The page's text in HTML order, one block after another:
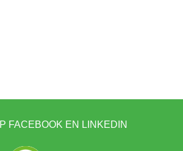
FACEBOOK EN LINKEDIN